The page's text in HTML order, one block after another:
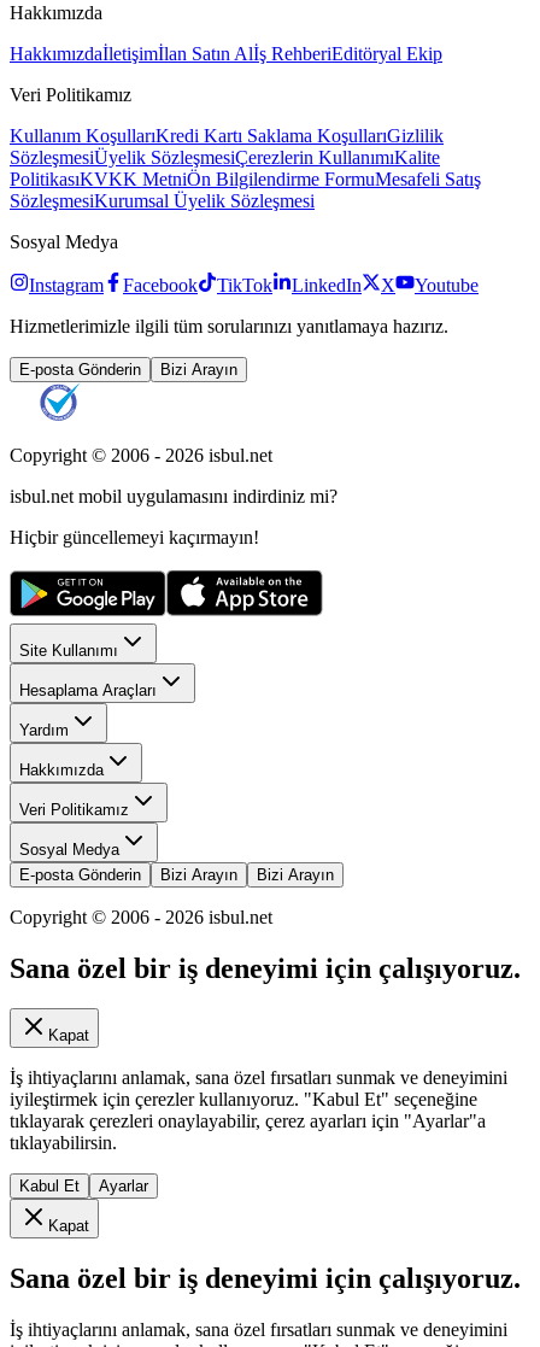
Hakkımızda
Hakkımızdaİletişimİlan Satın Alİş RehberiEditöryal Ekip
Veri Politikamız
Kullanım KoşullarıKredi Kartı Saklama KoşullarıGizlilik
SözleşmesiÜyelik SözleşmesiÇerezlerin KullanımıKalite
PolitikasıKVKK MetniÖn Bilgilendirme FormuMesafeli Satış
SözleşmesiKurumsal Üyelik Sözleşmesi
Sosyal Medya
Instagram Facebook TikTok LinkedIn X
Youtube
Hizmetlerimizle ilgili tüm sorularınızı yanıtlamaya hazırız.
E-posta Gönderin Bizi Arayın
Copyright © 2006 - 2026 isbul.net
isbul.net mobil uygulamasını indirdiniz mi?
Hiçbir güncellemeyi kaçırmayın!
Site Kullanımı
Hesaplama Araçları
Yardım
Hakkımızda
Veri Politikamız
Sosyal Medya
E-posta Gönderin
Bizi Arayın Bizi Arayın
Copyright © 2006 - 2026 isbul.net
Sana özel bir iş deneyimi için çalışıyoruz.
Kapat
İş ihtiyaçlarını anlamak, sana özel fırsatları sunmak ve deneyimini
iyileştirmek için çerezler kullanıyoruz. "Kabul Et" seçeneğine
tıklayarak çerezleri onaylayabilir, çerez ayarları için "Ayarlar"a
tıklayabilirsin.
Kabul Et Ayarlar
Kapat
Sana özel bir iş deneyimi için çalışıyoruz.
İş ihtiyaçlarını anlamak, sana özel fırsatları sunmak ve deneyimini